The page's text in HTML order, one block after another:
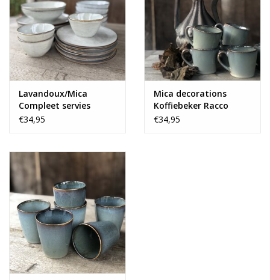
Lavandoux/Mica
Compleet servies
vanaf
€34,95
Mica decorations
Koffiebeker Racco
groen - set van 6
€34,95